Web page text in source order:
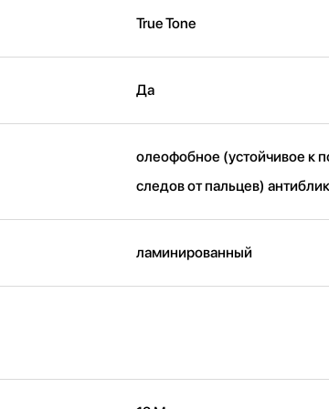
True Tone
Да
олеофобное (устойчивое к
следов от пальцев)
ламинированный